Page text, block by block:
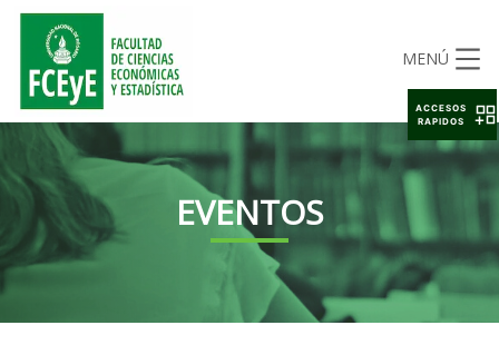
MENÚ
EVENTOS
ACCESOS
RAPIDOS